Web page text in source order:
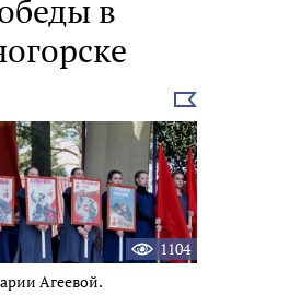
в
Выбрать
новость
1104
Агеевой.